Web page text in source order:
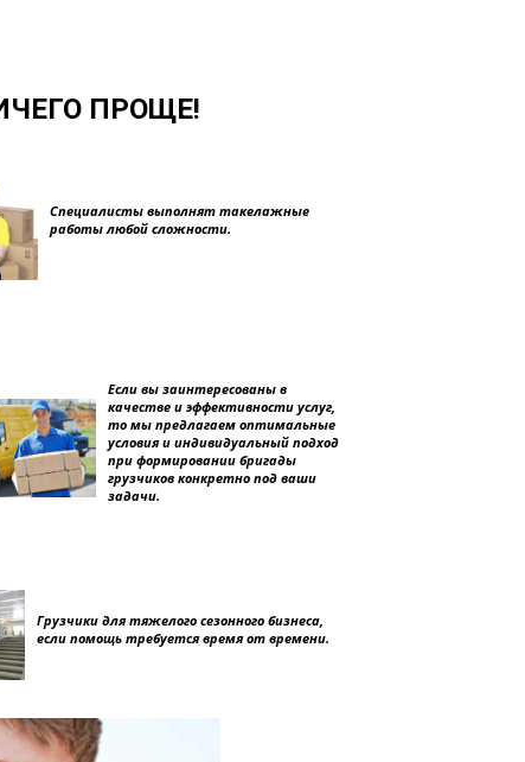
ПРОЩЕ!
Специалисты выполнят такелажные
работы любой сложности.
Если вы заинтересованы в
качестве и эффективности услуг,
то мы предлагаем оптимальные
условия и индивидуальный подход
при формировании бригады
грузчиков конкретно под ваши
задачи.
Грузчики для тяжелого сезонного бизнеса,
если помощь требуется время от времени.